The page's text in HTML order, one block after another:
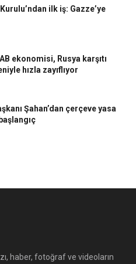
Kurulu’ndan ilk iş: Gazze’ye
ekonomisi, Rusya karşıtı
hızla zayıflıyor
Şahan’dan çerçeve yasa
haber, fotoğraf ve videoların